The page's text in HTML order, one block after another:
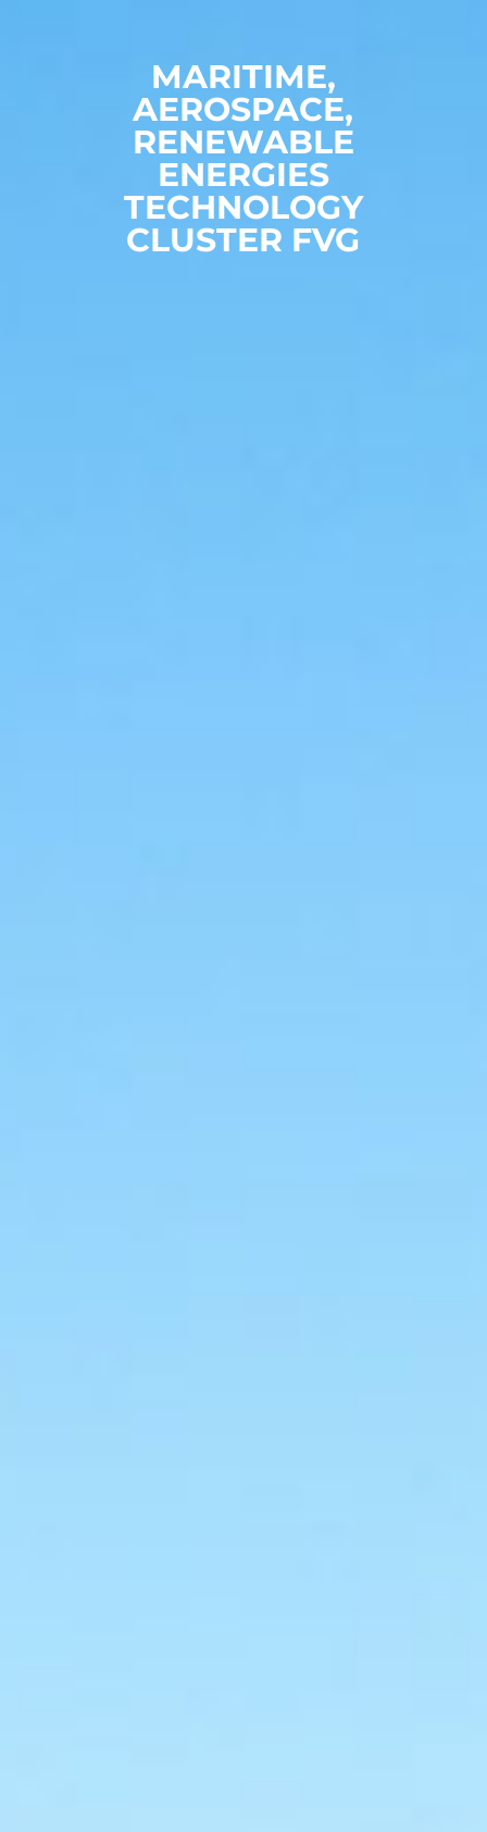
MARITIME,
AEROSPACE,
RENEWABLE
ENERGIES
TECHNOLOGY
CLUSTER FVG